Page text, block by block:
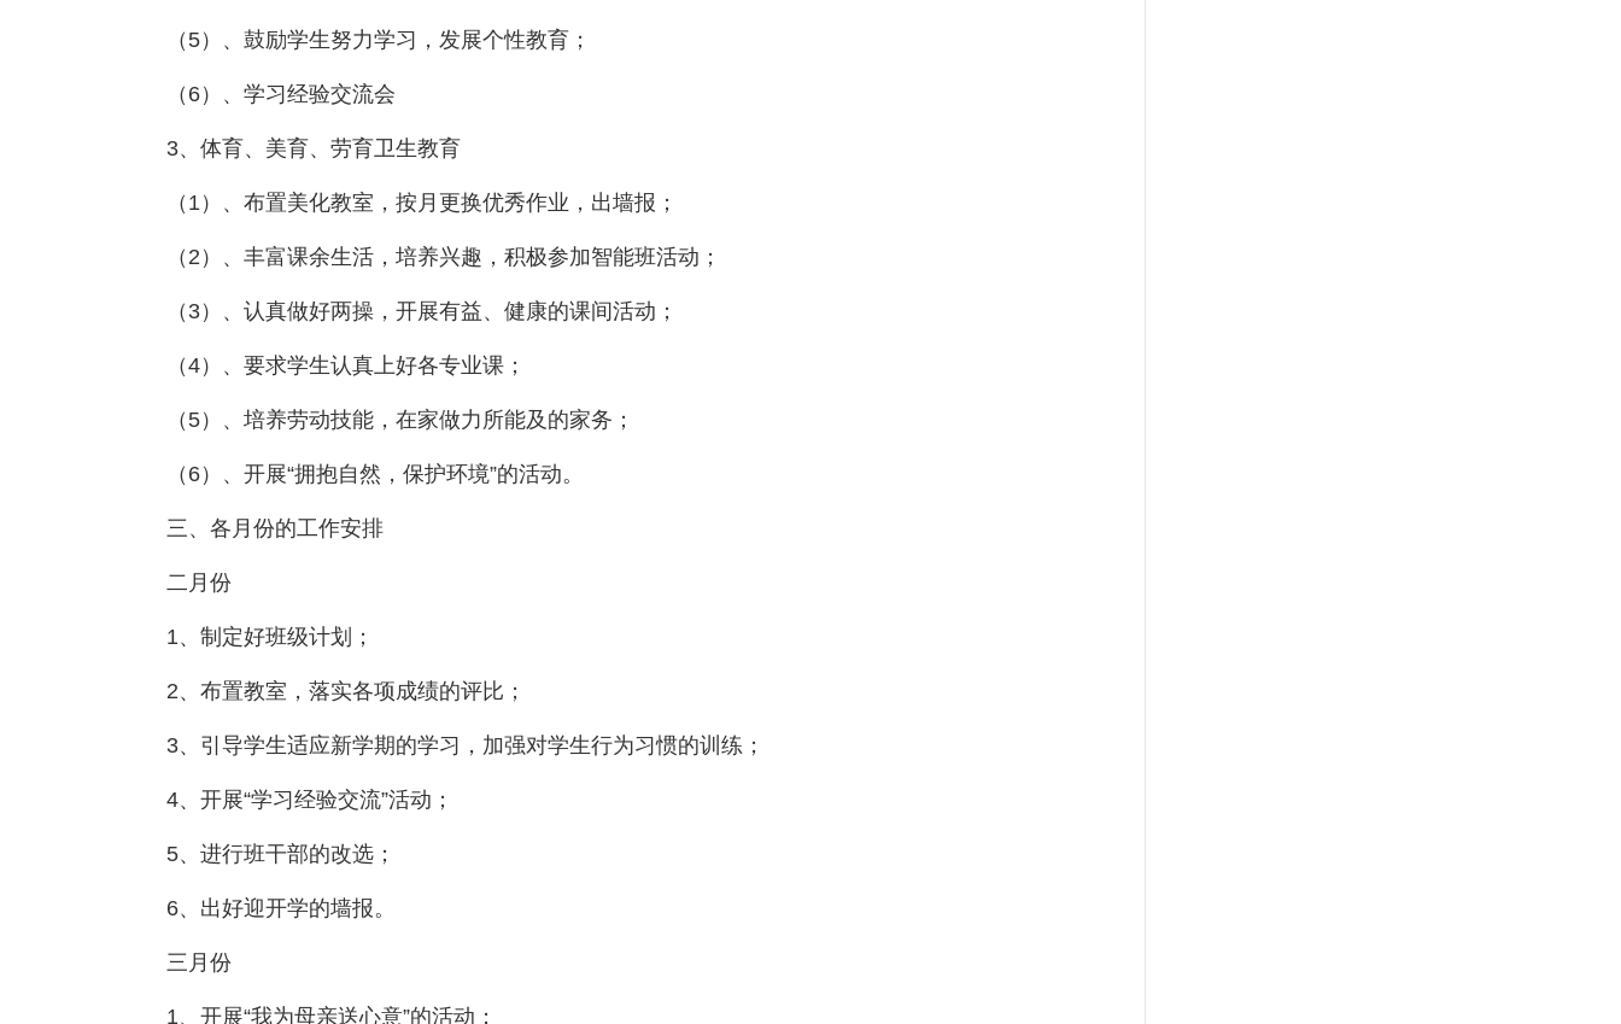
（5）、鼓励学生努力学习，发展个性教育；
（6）、学习经验交流会
3、体育、美育、劳育卫生教育
（1）、布置美化教室，按月更换优秀作业，出墙报；
（2）、丰富课余生活，培养兴趣，积极参加智能班活动；
（3）、认真做好两操，开展有益、健康的课间活动；
（4）、要求学生认真上好各专业课；
（5）、培养劳动技能，在家做力所能及的家务；
（6）、开展“拥抱自然，保护环境”的活动。
三、各月份的工作安排
二月份
1、制定好班级计划；
2、布置教室，落实各项成绩的评比；
3、引导学生适应新学期的学习，加强对学生行为习惯的训练；
4、开展“学习经验交流”活动；
5、进行班干部的改选；
6、出好迎开学的墙报。
三月份
1、开展“我为母亲送心意”的活动；